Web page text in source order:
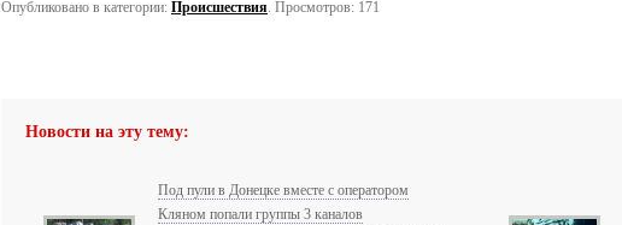
Опубликовано в категории: Происшествия. Просмотров: 171
Новости на эту тему:
Под пули в Донецке вместе с оператором
Кляном попали группы 3 каналов